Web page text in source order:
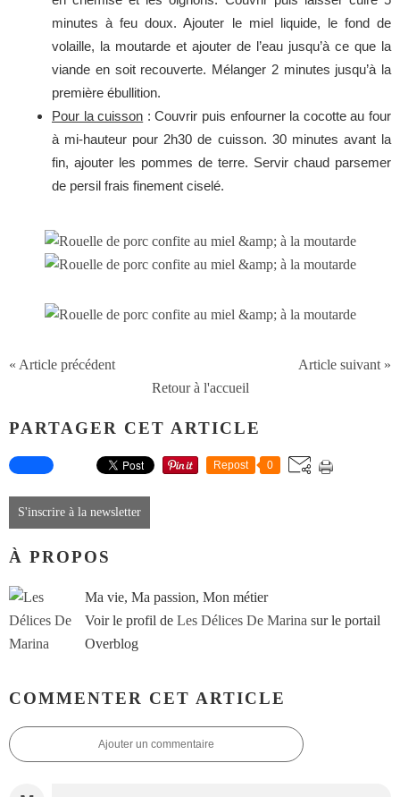
minutes à feu doux. Ajouter le miel liquide, le fond de
volaille, la moutarde et ajouter de l’eau jusqu’à ce que la
viande en soit recouverte. Mélanger 2 minutes jusqu’à la
première ébullition.
Pour la cuisson : Couvrir puis enfourner la cocotte au four
à mi-hauteur pour 2h30 de cuisson. 30 minutes avant la
fin, ajouter les pommes de terre. Servir chaud parsemer
de persil frais finement ciselé.
« Article précédent
Article suivant »
Retour à l'accueil
PARTAGER CET ARTICLE
Repost 0
S'inscrire à la newsletter
À PROPOS
Ma vie, Ma passion, Mon métier
Voir le profil de Les Délices De Marina sur le portail
Overblog
COMMENTER CET ARTICLE
Ajouter un commentaire